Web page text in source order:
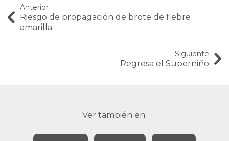
Anterior
Riesgo de propagación de brote de fiebre
amarilla
Siguiente
Regresa el Superniño
Ver también en: